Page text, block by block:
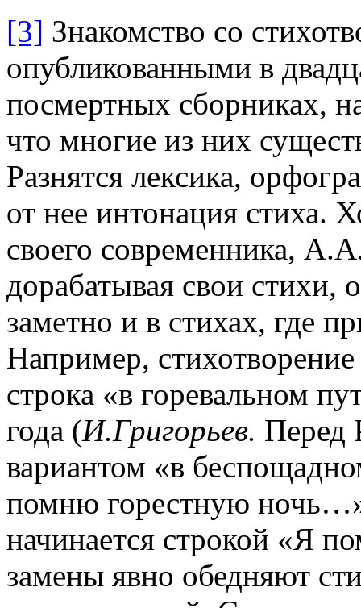
[3] Знакомство со
опубликованными в
посмертных сборниках,
что многие из них
Разнятся лексика,
от нее интонация стиха.
своего современника,
дорабатывая свои стихи,
заметно и в стихах, где
Например,
строка «в горевальном
года (И.Григорьев. Перед
вариантом «в
помню горестную
начинается строкой «Я
замены явно обедняют